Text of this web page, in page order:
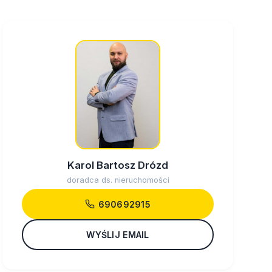
Karol Bartosz Drózd
doradca ds. nieruchomości
690692915
WYŚLIJ EMAIL